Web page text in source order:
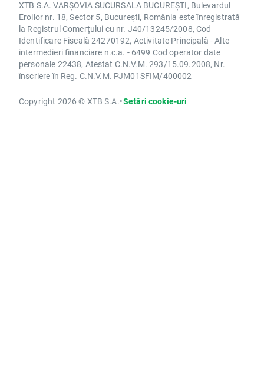
XTB S.A. VARȘOVIA SUCURSALA BUCUREȘTI, Bulevardul
Eroilor nr. 18, Sector 5, București, România este înregistrată
la Registrul Comerțului cu nr. J40/13245/2008, Cod
Identificare Fiscală 24270192, Activitate Principală - Alte
intermedieri financiare n.c.a. - 6499 Cod operator date
personale 22438, Atestat C.N.V.M. 293/15.09.2008, Nr.
înscriere în Reg. C.N.V.M. PJM01SFIM/400002
Copyright 2026 © XTB S.A.•Setări cookie-uri